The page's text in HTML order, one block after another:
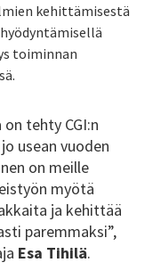
kehittämisestä
toiminnan
tehty CGI:n
usean vuoden
on meille
myötä
ja kehittää
paremmaksi”,
Esa Tihilä.